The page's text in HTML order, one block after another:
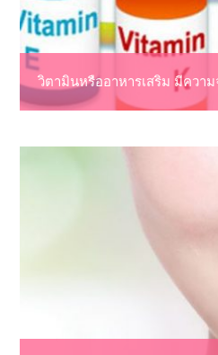
วิตามินหรืออาหารเสริม มีควา